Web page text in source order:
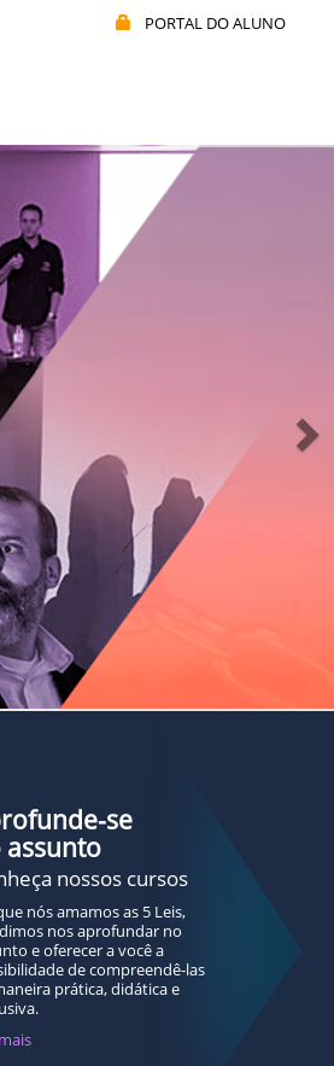
PORTAL DO ALUNO
se
assunto
nossos cursos
nós amamos as 5 Leis,
nos aprofundar no
e oferecer a você a
de compreendê-las
prática, didática e